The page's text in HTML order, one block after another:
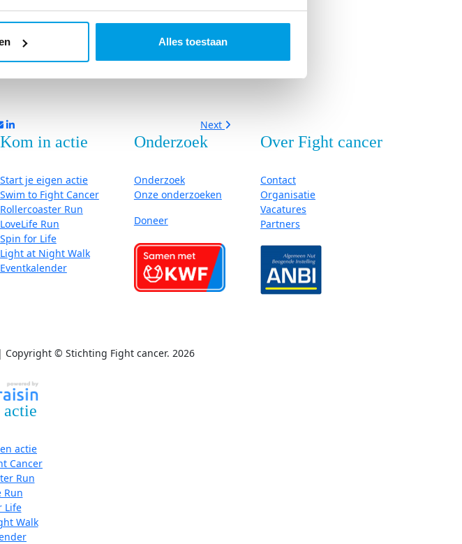
Alles toestaan
of zelf ook mee te doen (of beide
Next
Kom in actie
Start je eigen actie
Swim to Fight Cancer
Rollercoaster Run
LoveLife Run
Spin for Life
Light at Night Walk
Eventkalender
Onderzoek
Onderzoek
Onze onderzoeken
Doneer
Over Fight cancer
Contact
Organisatie
Vacatures
Partners
| Copyright © Stichting Fight cancer. 2026
actie
Cancer
Run
Run
Life
Walk